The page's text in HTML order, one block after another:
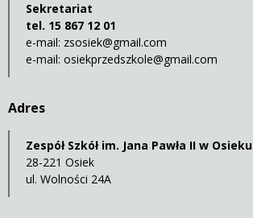
Sekretariat
tel. 15 867 12 01
e-mail: zsosiek@gmail.com
e-mail: osiekprzedszkole@gmail.com
Adres
Zespół Szkół im. Jana Pawła II w Osieku
28-221 Osiek
ul. Wolności 24A